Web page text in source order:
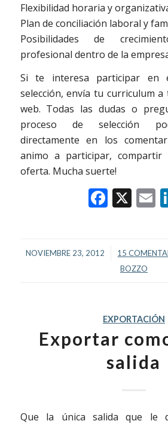
Flexibilidad horaria y
Plan de conciliación laboral y
Posibilidades de
profesional dentro de la
Si te interesa participar en
selección, envía tu curriculum
web. Todas las dudas o
proceso de selección
directamente en los
animo a participar, compartir
oferta. Mucha suerte!
X
NOVIEMBRE 23, 2012
/ 15 /
BOZZO
EXPORTACIÓN
Exportar
salida
Que la única salida que le